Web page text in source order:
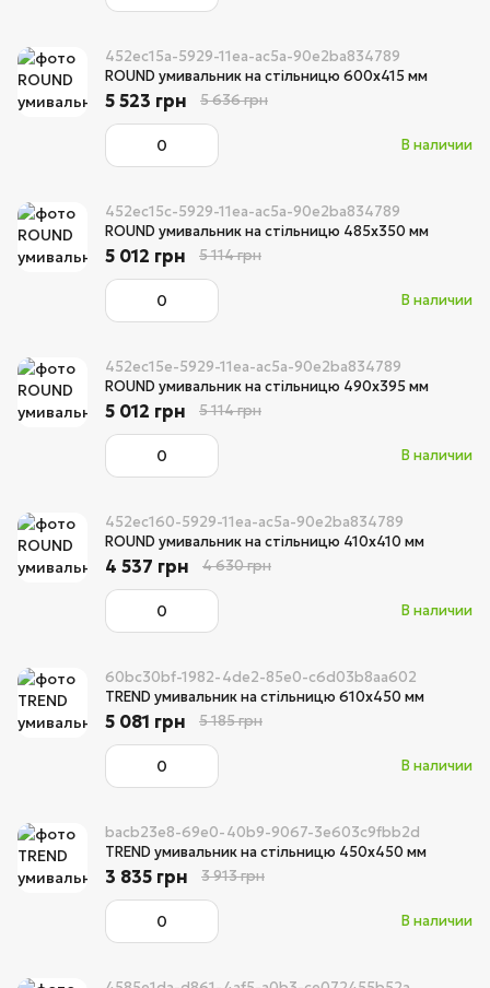
452ec15a-5929-11ea-ac5a-90e2ba834789
ROUND умивальник на стільницю 600х415 мм
В наличии
5 523 грн 5 636 грн
452ec15c-5929-11ea-ac5a-90e2ba834789
ROUND умивальник на стільницю 485х350 мм
В наличии
5 012 грн 5 114 грн
452ec15e-5929-11ea-ac5a-90e2ba834789
ROUND умивальник на стільницю 490х395 мм
В наличии
5 012 грн 5 114 грн
452ec160-5929-11ea-ac5a-90e2ba834789
ROUND умивальник на стільницю 410х410 мм
В наличии
4 537 грн 4 630 грн
60bc30bf-1982-4de2-85e0-c6d03b8aa602
TREND умивальник на стільницю 610х450 мм
В наличии
5 081 грн 5 185 грн
bacb23e8-69e0-40b9-9067-3e603c9fbb2d
TREND умивальник на стільницю 450х450 мм
В наличии
3 835 грн 3 913 грн